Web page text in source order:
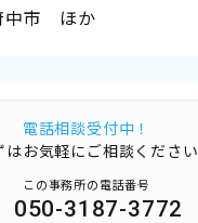
中市 ほか
電話相談受付中！
はお気軽にご相談ください
この事務所の電話番号
050-3187-3772